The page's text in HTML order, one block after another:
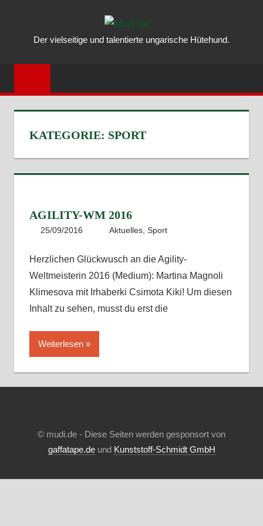
springen
–
MUDI
Der vielseitige und talentierte ungarische Hütehund.
KATEGORIE: SPORT
AGILITY-WM 2016
25/09/2016 mudi.de
Aktuelles, Sport
Herzlichen Glückwusch an die Agility-
Weltmeisterin 2016 (Medium): Martina Magnoli
Klimesova mit Irhaberki Csimota Kiki! Um diesen
Inhalt zu sehen, musst du erst die
Weiterlesen
© mudi.de - Diese Seiten werden gesponsort von
gaffatape.deund Kunststoff-Schmidt GmbH